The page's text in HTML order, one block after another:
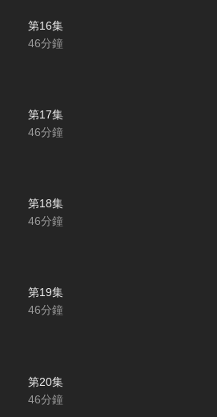
第16集
46分鐘
第17集
46分鐘
第18集
46分鐘
第19集
46分鐘
第20集
46分鐘